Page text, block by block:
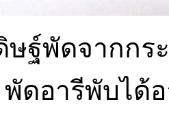
ษฐ์พัดจากก
พัดอารีพับไ